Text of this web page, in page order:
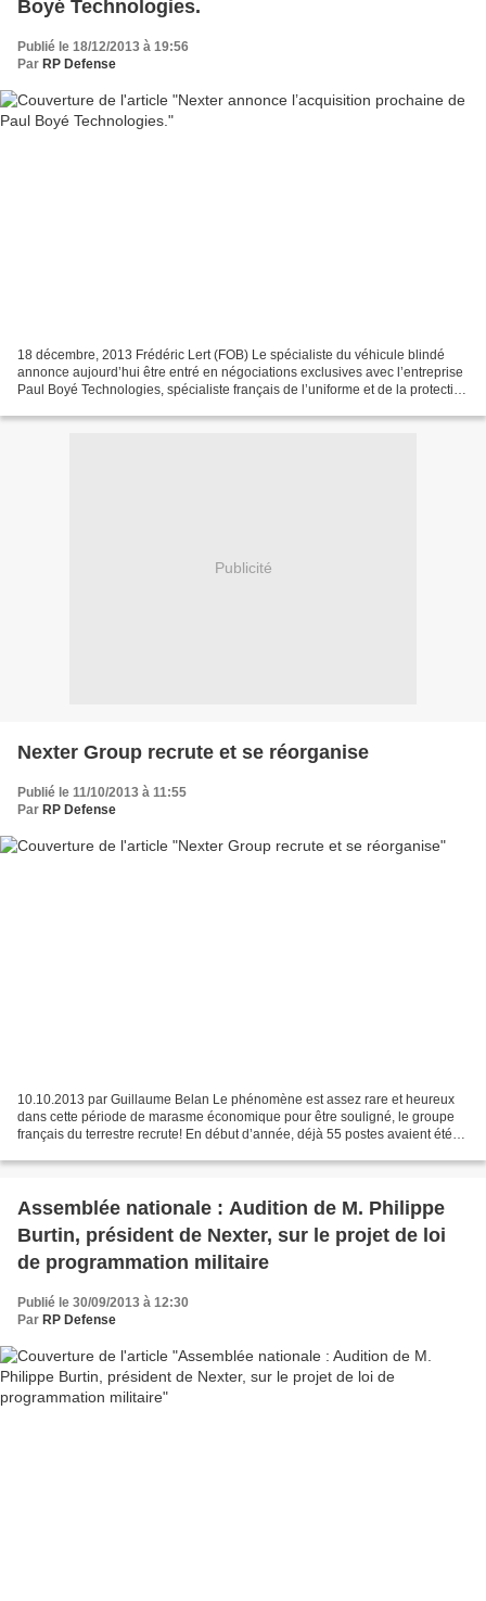
Boyé Technologies.
Publié le 18/12/2013 à 19:56
Par RP Defense
18 décembre, 2013 Frédéric Lert (FOB) Le spécialiste du véhicule blindé
annonce aujourd’hui être entré en négociations exclusives avec l’entreprise
Paul Boyé Technologies, spécialiste français de l’uniforme et de la protection
Publicité
Nexter Group recrute et se réorganise
Publié le 11/10/2013 à 11:55
Par RP Defense
10.10.2013 par Guillaume Belan Le phénomène est assez rare et heureux
dans cette période de marasme économique pour être souligné, le groupe
français du terrestre recrute! En début d’année, déjà 55 postes avaient été
Assemblée nationale : Audition de M. Philippe
Burtin, président de Nexter, sur le projet de loi
de programmation militaire
Publié le 30/09/2013 à 12:30
Par RP Defense